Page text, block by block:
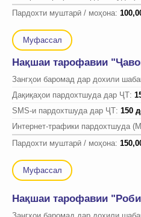
Пардохти муштарӣ / моҳона:
Муфассал
Нақшаи тарофавии
Зангҳои баромад дар дохили
Дақиқаҳои пардохтшуда дар ҶТ:
SMS-и пардохтшуда дар ҶТ: 150
Интернет-трафики пардохтшуда
Пардохти муштарӣ / моҳона:
Муфассал
Нақшаи тарофавии